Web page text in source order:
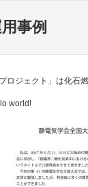
事例
ロジェクト」は化
world!